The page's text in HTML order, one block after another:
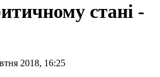
стані -
2018, 16:25